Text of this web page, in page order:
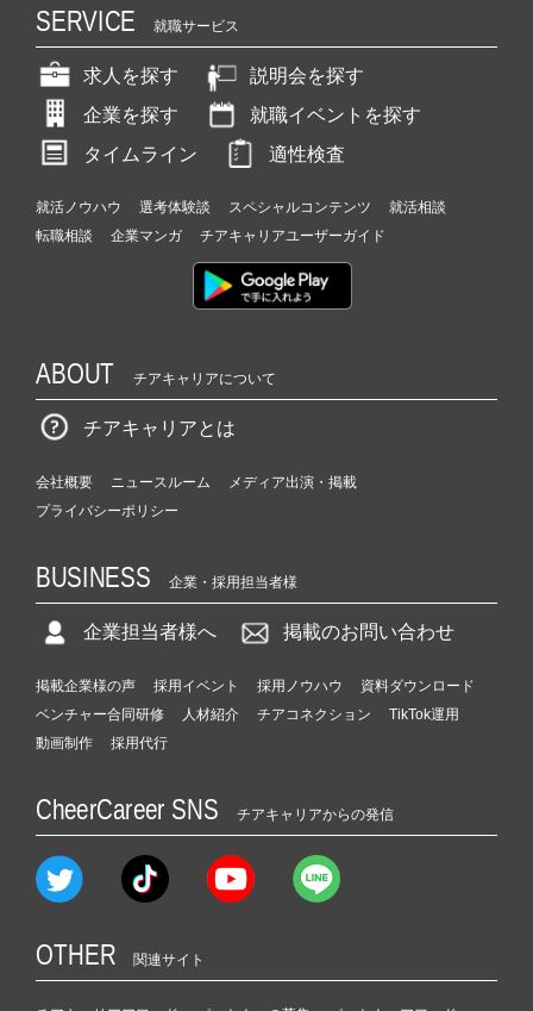
SERVICE 就職サービス
求人を探す
説明会を探す
企業を探す
就職イベントを探す
タイムライン
適性検査
就活ノウハウ 選考体験談 スペシャルコンテンツ
就活相談
転職相談
企業マンガ チアキャリアユーザーガイド
ABOUT チアキャリアについて
チアキャリアとは
会社概要 ニュースルーム
メディア出演・掲載
プライバシーポリシー
BUSINESS 企業・採用担当者様
企業担当者様へ 掲載のお問い合わせ
掲載企業様の声 採用イベント 採用ノウハウ
資料ダウンロード
ベンチャー合同研修
人材紹介 チアコネクション
TikTok運用
動画制作
採用代行
CheerCareer SNS チアキャリアからの発信
OTHER 関連サイト